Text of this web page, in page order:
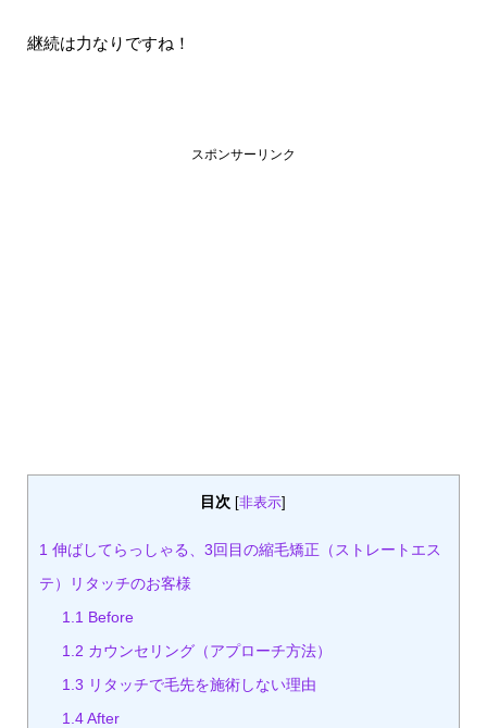
継続は力なりですね！
スポンサーリンク
目次 [非表示]
1 伸ばしてらっしゃる、3回目の縮毛矯正（ストレートエス
テ）リタッチのお客様
1.1 Before
1.2 カウンセリング（アプローチ方法）
1.3 リタッチで毛先を施術しない理由
1.4After